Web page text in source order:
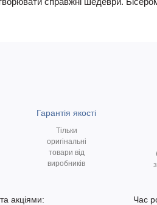
Гарантія якості
Тільки
оригінальні
товари від
виробників
акціями:
Час